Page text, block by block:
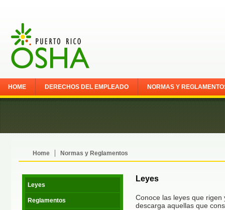
HOME DERECHOS DEL EMPLEADO NORMAS Y
Home Normas y Reglamentos
Leyes
Reglamentos
Leyes
Conoce las leyes que
descarga aquellas que